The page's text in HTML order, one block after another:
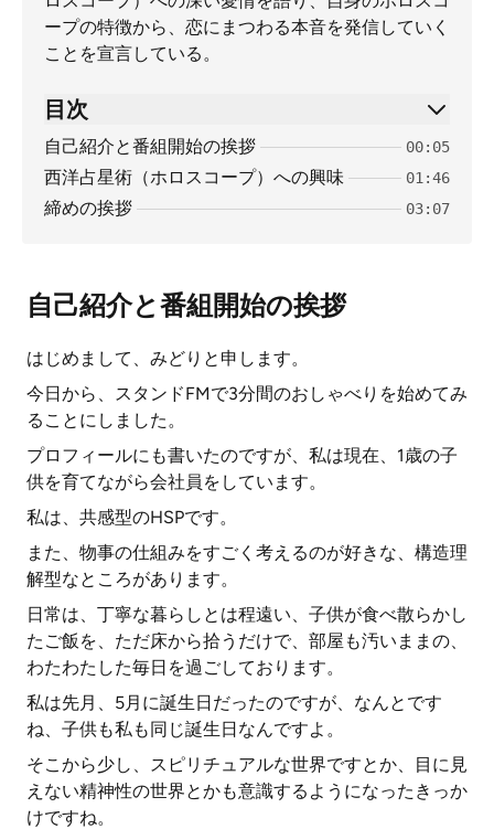
ープの特徴から、恋にまつわる本音を発信していく
ことを宣言している。
目次
自己紹介と番組開始の挨拶 00:05
西洋占星術（ホロスコープ）への興味 01:46
締めの挨拶 03:07
自己紹介と番組開始の挨拶
はじめまして、みどりと申します。
今日から、スタンドFMで3分間のおしゃべりを始めてみ
ることにしました。
プロフィールにも書いたのですが、私は現在、1歳の子
供を育てながら会社員をしています。
私は、共感型のHSPです。
また、物事の仕組みをすごく考えるのが好きな、構造理
解型なところがあります。
日常は、丁寧な暮らしとは程遠い、子供が食べ散らかし
たご飯を、ただ床から拾うだけで、部屋も汚いままの、
わたわたした毎日を過ごしております。
私は先月、5月に誕生日だったのですが、なんとです
ね、子供も私も同じ誕生日なんですよ。
そこから少し、スピリチュアルな世界ですとか、目に見
えない精神性の世界とかも意識するようになったきっか
けですね。